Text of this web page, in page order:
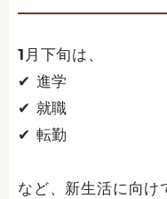
1月下旬は、
✔ 進学
✔ 就職
✔ 転勤
など、新生活に向け